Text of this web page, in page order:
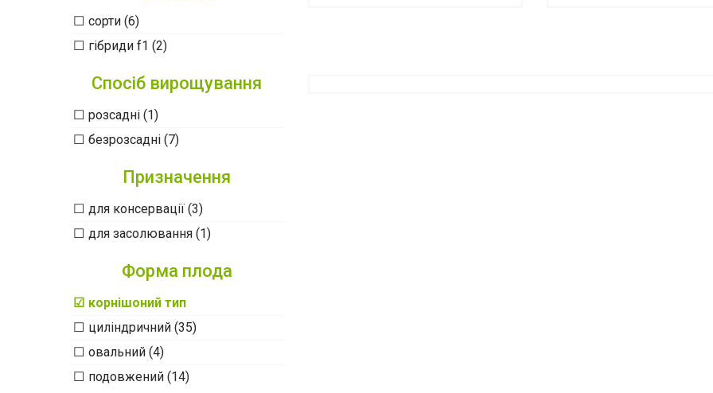
сорти (6)
гібриди f1 (2)
Спосіб вирощування
розсадні (1)
безрозсадні (7)
Призначення
для консервації (3)
для засолювання (1)
Форма плода
корнішоний тип
циліндричний (35)
овальний (4)
подовжений (14)